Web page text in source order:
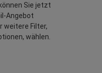
Sie jetzt
Angebot
weitere Filter,
wählen.